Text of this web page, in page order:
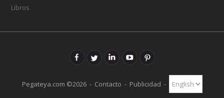
Libros
Pegateya.com ©2026 - Contacto - Publicidad -